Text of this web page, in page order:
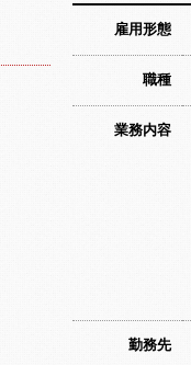
雇用形態
職種
業務内容
勤務先